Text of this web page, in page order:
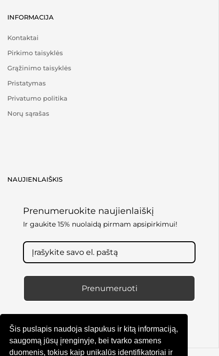
Šis puslapis naudoja slapukus ir kitą informaciją,
saugomą jūsų įrenginyje, bei tvarko asmens
duomenis, tokius kaip unikalūs identifikatoriai ir
INFORMACIJA
Kontaktai
Pirkimo taisyklės
Grąžinimo taisyklės
Pristatymas
Privatumo politika
Norų sąrašas
NAUJIENLAIŠKIS
Prenumeruokite naujienlaiškį
Ir gaukite 15% nuolaidą pirmam apsipirkimui!
Prenumeruoti